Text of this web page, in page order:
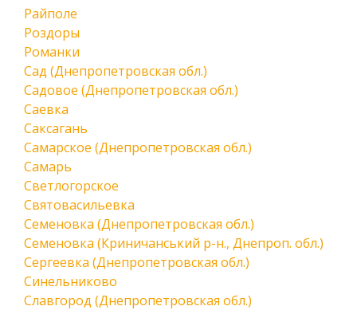
Райполе
Роздоры
Романки
Сад (Днепропетровская обл.)
Садовое (Днепропетровская обл.)
Саевка
Саксагань
Самарское (Днепропетровская обл.)
Самарь
Светлогорское
Святовасильевка
Семеновка (Днепропетровская обл.)
Семеновка (Криничанський р-н., Днепроп. обл.)
Сергеевка (Днепропетровская обл.)
Синельниково
Славгород (Днепропетровская обл.)